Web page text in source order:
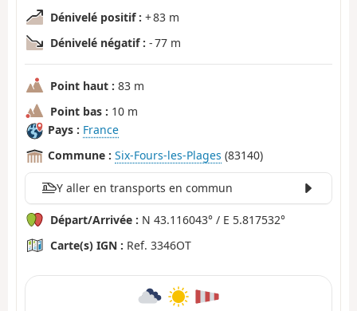
Dénivelé positif : + 83 m
Dénivelé négatif : - 77 m
Point haut : 83 m
Point bas : 10 m
Pays : France
Commune : Six-Fours-les-Plages (83140)
Y aller en transports en commun
Départ/Arrivée : N 43.116043° / E 5.817532°
Carte(s) IGN : Ref. 3346OT